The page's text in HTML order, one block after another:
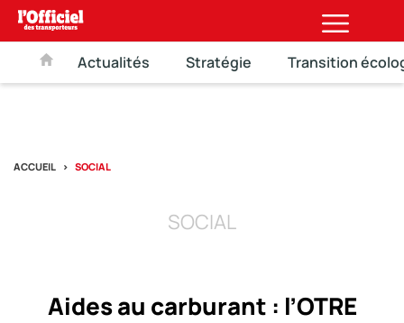
Actualités Stratégie Transition
ACCUEIL SOCIAL
SOCIAL
Aides au carburant : l’OTRE